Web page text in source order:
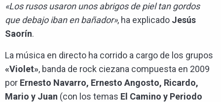
«Los rusos usaron unos abrigos de piel tan gordos
que debajo iban en bañador», ha explicado Jesús
Saorín.
La música en directo ha corrido a cargo de los grupos
«Violet», banda de rock ciezana compuesta en 2009
por Ernesto Navarro, Ernesto Angosto, Ricardo,
Mario y Juan (con los temas El Camino y Periodo